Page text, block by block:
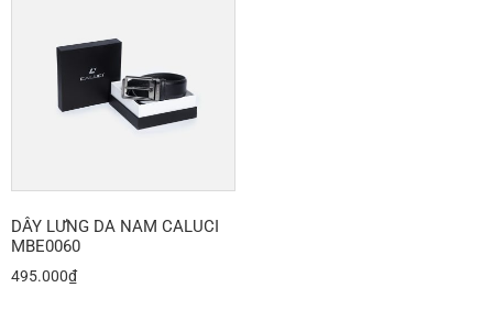
DÂY LƯNG DA NAM CALUCI
MBE0060
495.000₫